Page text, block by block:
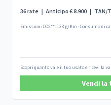
36 rate | Anticipo € 8.900 | TAN/
Emissioni CO2**: 133 g/Km ·Consumo di
Scopri quanto vale il tuo usato e ricevi la
Vendi la